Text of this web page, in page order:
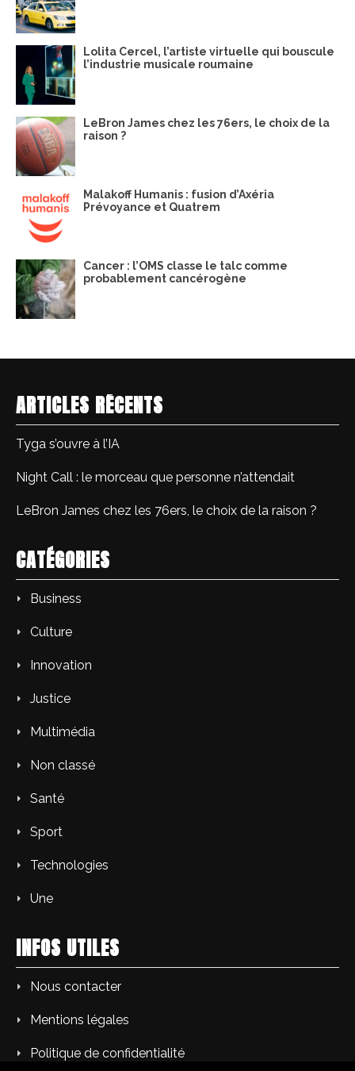
Lolita Cercel, l’artiste virtuelle qui bouscule
l’industrie musicale roumaine
LeBron James chez les 76ers, le choix de la
raison ?
Malakoff Humanis : fusion d’Axéria
Prévoyance et Quatrem
Cancer : l’OMS classe le talc comme
probablement cancérogène
ARTICLES RÉCENTS
Tyga s’ouvre à l’IA
Night Call : le morceau que personne n’attendait
LeBron James chez les 76ers, le choix de la raison ?
CATÉGORIES
Business
Culture
Innovation
Justice
Multimédia
Non classé
Santé
Sport
Technologies
Une
INFOS UTILES
Nous contacter
Mentions légales
Politique de confidentialité